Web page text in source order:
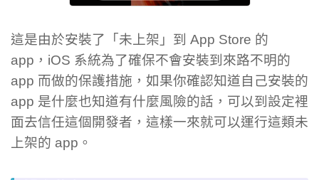
這是由於安裝了「未上架」到 App Store 的
app，iOS 系統為了確保不會安裝到來路不明的
app 而做的保護措施，如果你確認知道自己安裝的
app 是什麼也知道有什麼風險的話，可以到設定裡
面去信任這個開發者，這樣一來就可以運行這類未
上架的 app。